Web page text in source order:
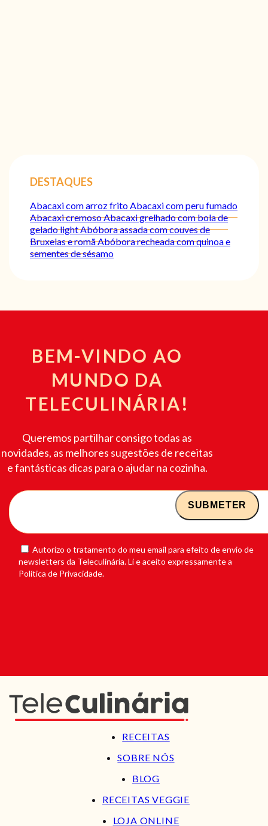
DESTAQUES
Abacaxi com arroz fritoAbacaxi com peru fumado
Abacaxi cremosoAbacaxi grelhado com bola de
gelado lightAbóbora assada com couves de
Bruxelas e romãAbóbora recheada com quinoa e
sementes de sésamo
BEM-VINDO AO
MUNDO DA
TELECULINÁRIA!
Queremos partilhar consigo todas as
novidades, as melhores sugestões de receitas
e fantásticas dicas para o ajudar na cozinha.
Autorizo o tratamento do meu email para efeito de envio de
newsletters da Teleculinária. Li e aceito expressamente a
Política de Privacidade.
RECEITAS
SOBRE NÓS
BLOG
RECEITAS VEGGIE
LOJA ONLINE